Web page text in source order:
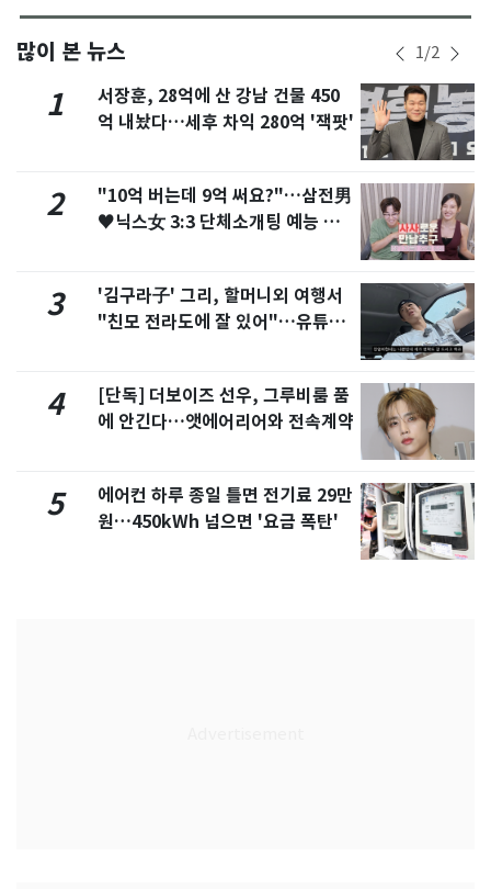
많이 본 뉴스 1/2
1
서장훈, 28억에 산 강남 건물 450
억 내놨다…세후 차익 280억 '잭팟'
2
"10억 버는데 9억 써요?"…삼전男
♥닉스女 3:3 단체소개팅 예능 화
3
'김구라子' 그리, 할머니외 여행서
"친모 전라도에 잘 있어"…유튜브
4
[단독] 더보이즈 선우, 그루비룸 품
에 안긴다…앳에어리어와 전속계약
5
에어컨 하루 종일 틀면 전기료 29만
원…450kWh 넘으면 '요금 폭탄'